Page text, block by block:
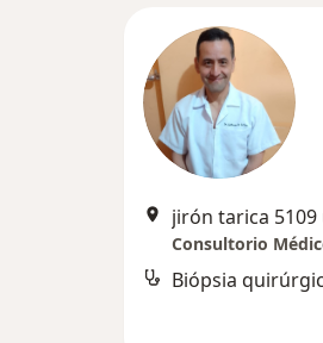
Consultorio